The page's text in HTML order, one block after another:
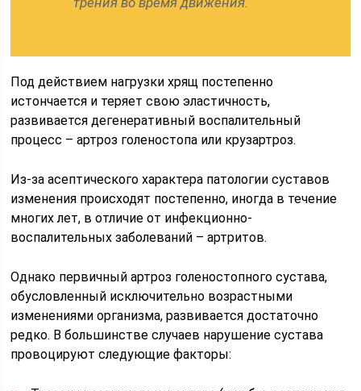
Под действием нагрузки хрящ постепенно
истончается и теряет свою эластичность,
развивается дегенеративный воспалительный
процесс – артроз голеностопа или крузартроз.
Из-за асептического характера патологии суставов
изменения происходят постепенно, иногда в течение
многих лет, в отличие от инфекционно-
воспалительных заболеваний – артритов.
Однако первичный артроз голеностопного сустава,
обусловленный исключительно возрастными
изменениями организма, развивается достаточно
редко. В большинстве случаев нарушение сустава
провоцируют следующие факторы: